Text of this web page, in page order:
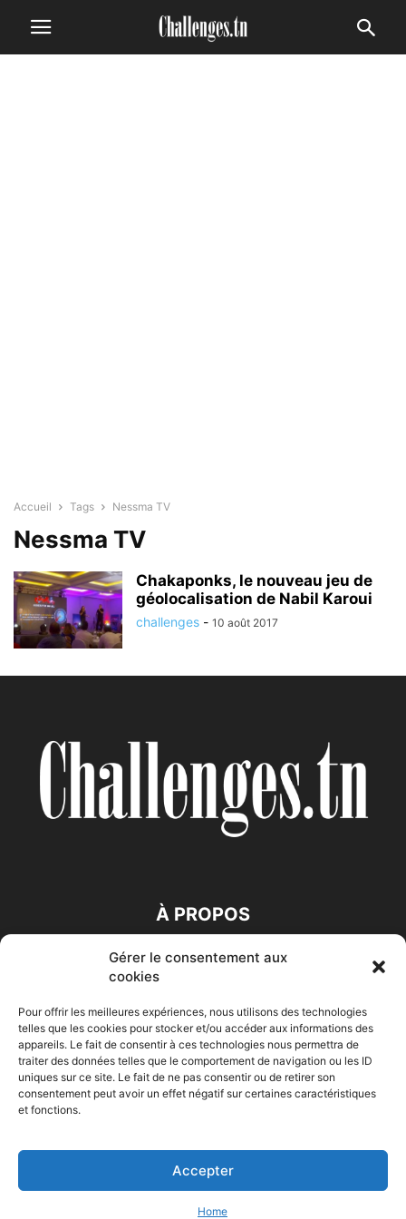
Gérer le consentement aux
cookies
Pour offrir les meilleures expériences, nous utilisons des technologies
telles que les cookies pour stocker et/ou accéder aux informations des
appareils. Le fait de consentir à ces technologies nous permettra de
traiter des données telles que le comportement de navigation ou les ID
uniques sur ce site. Le fait de ne pas consentir ou de retirer son
consentement peut avoir un effet négatif sur certaines caractéristiques
et fonctions.
Accepter
Home
Accueil Tags Nessma TV
Nessma TV
Chakaponks, le nouveau jeu de
géolocalisation de Nabil Karoui
challenges - 10 août 2017
À PROPOS
SUIVEZ NOUS
Accueil Economie Entreprises Entrepreneur Afrique
HIGH-TECH Auto-Moto
© Challenges.tn By AAKOM.DIGITAL